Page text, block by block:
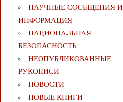
НАУЧНЫЕ СООБЩЕНИЯ И
ИНФОРМАЦИЯ
НАЦИОНАЛЬНАЯ
БЕЗОПАСНОСТЬ
НЕОПУБЛИКОВАННЫЕ
РУКОПИСИ
НОВОСТИ
НОВЫЕ КНИГИ